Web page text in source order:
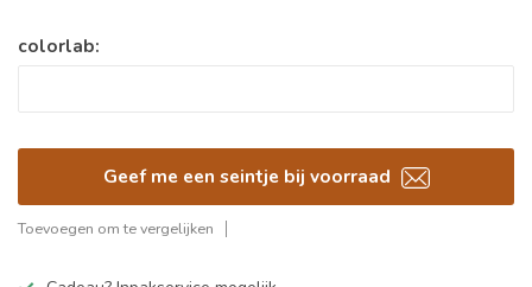
colorlab:
Geef me een seintje bij voorraad
Toevoegen om te vergelijken